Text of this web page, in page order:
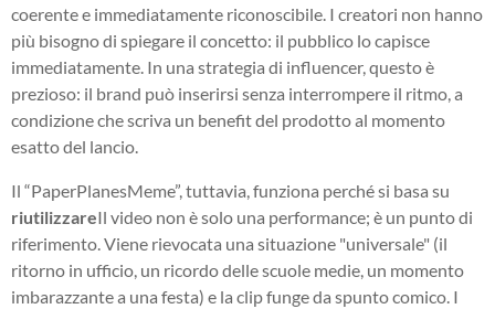
coerente e immediatamente riconoscibile. I creatori non hanno
più bisogno di spiegare il concetto: il pubblico lo capisce
immediatamente. In una strategia di influencer, questo è
prezioso: il brand può inserirsi senza interrompere il ritmo, a
condizione che scriva un benefit del prodotto al momento
esatto del lancio.
Il “PaperPlanesMeme”, tuttavia, funziona perché si basa su
riutilizzareIl video non è solo una performance; è un punto di
riferimento. Viene rievocata una situazione "universale" (il
ritorno in ufficio, un ricordo delle scuole medie, un momento
imbarazzante a una festa) e la clip funge da spunto comico. I